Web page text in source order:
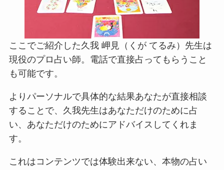
ここでご紹介した久我 岬見（くが てるみ）先生は
現役のプロ占い師。電話で直接占ってもらうこと
も可能です。
よりパーソナルで具体的な結果あなたが直接相談
することで、久我先生はあなただけのために占
い、あなただけのためにアドバイスしてくれま
す。
これはコンテンツでは体験出来ない、本物の占い